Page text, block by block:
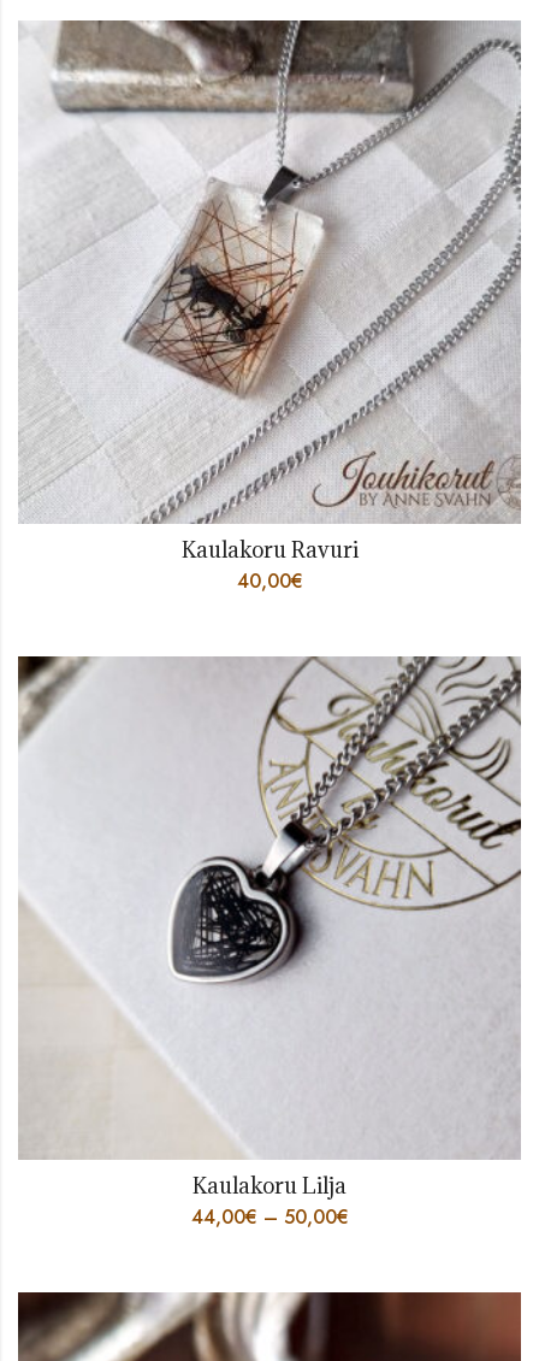
Kaulakoru Ravuri
40,00€
Kaulakoru Lilja
44,00€ – 50,00€